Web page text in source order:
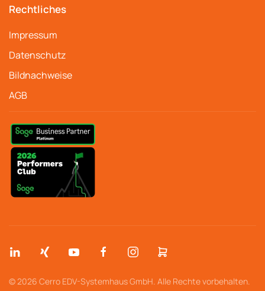
Rechtliches
Impressum
Datenschutz
Bildnachweise
AGB
© 2026 Cerro EDV-Systemhaus GmbH. Alle Rechte vorbehalten.